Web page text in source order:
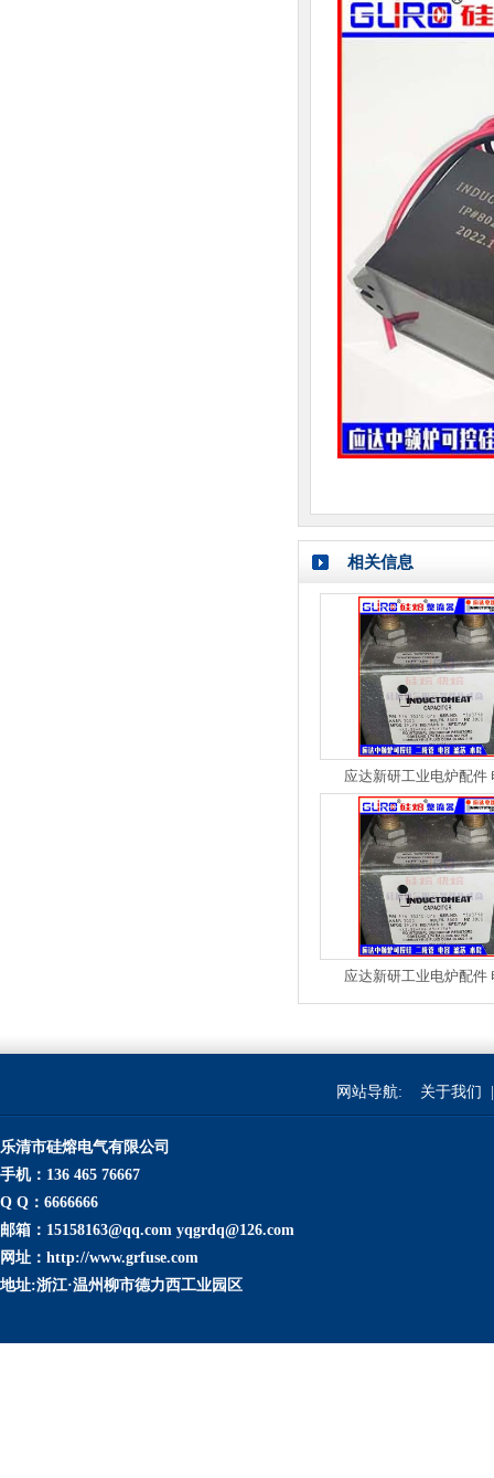
相关信息
应达新研工业电炉配件
应达新研工业电炉配件
网站导航: 关于我们
乐清市硅熔电气有限公司
手机：136 465 76667
Q Q：6666666
邮箱：15158163@qq.com yqgrdq@126.com
网址：http://www.grfuse.com
地址:浙江·温州柳市德力西工业园区